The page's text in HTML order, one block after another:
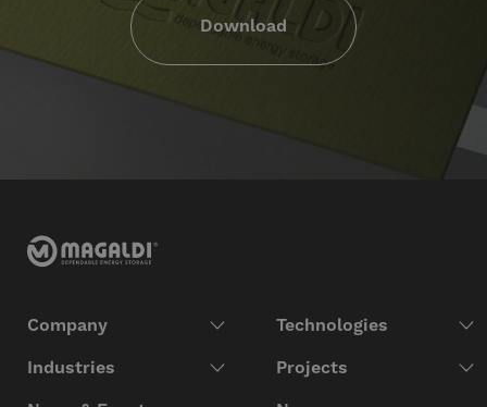
Download
Company
Technologies
Industries
Projects